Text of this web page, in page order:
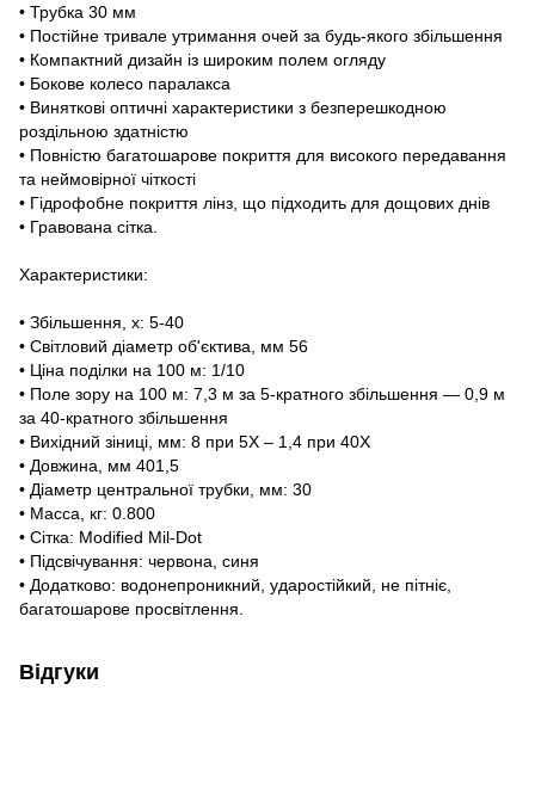
• Трубка 30 мм
• Постійне тривале утримання очей за будь-якого збільшення
• Компактний дизайн із широким полем огляду
• Бокове колесо паралакса
• Виняткові оптичні характеристики з безперешкодною
роздільною здатністю
• Повністю багатошарове покриття для високого передавання
та неймовірної чіткості
• Гідрофобне покриття лінз, що підходить для дощових днів
• Гравована сітка.
Характеристики:
• Збільшення, х: 5-40
• Світловий діаметр об'єктива, мм 56
• Ціна поділки на 100 м: 1/10
• Поле зору на 100 м: 7,3 м за 5-кратного збільшення — 0,9 м
за 40-кратного збільшення
• Вихідний зіниці, мм: 8 при 5X – 1,4 при 40X
• Довжина, мм 401,5
• Діаметр центральної трубки, мм: 30
• Масса, кг: 0.800
• Сітка: Modified Mil-Dot
• Підсвічування: червона, синя
• Додатково: водонепроникний, ударостійкий, не пітніє,
багатошарове просвітлення.
Відгуки